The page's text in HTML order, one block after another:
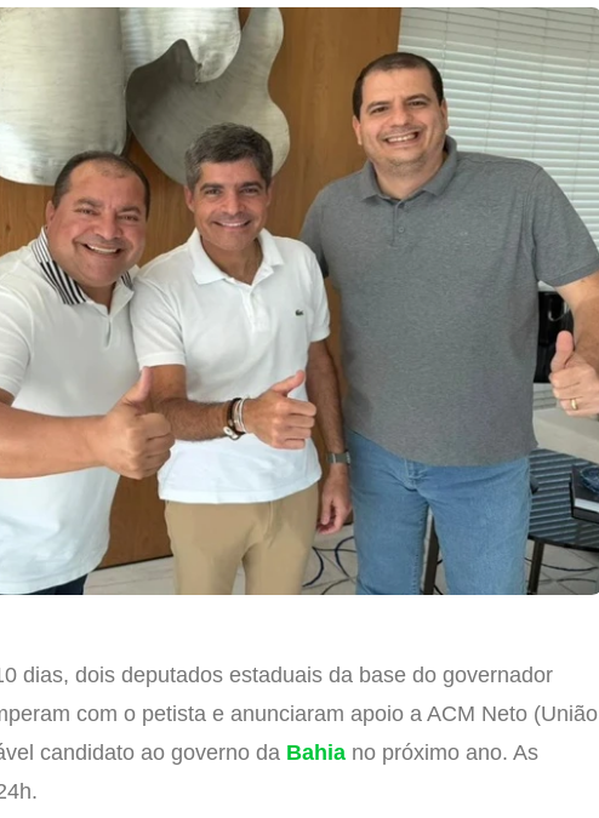
dias, dois deputados estaduais da base do governador
com o petista e anunciaram apoio a ACM Neto (União
candidato ao governo da Bahiano próximo ano. As